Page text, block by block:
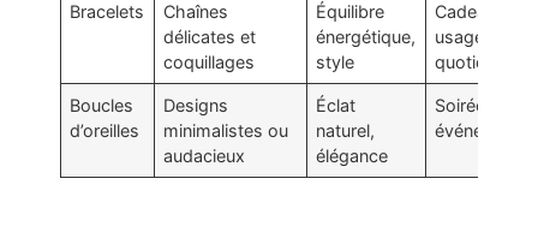
Bracelets
Chaînes
délicates et
coquillages
Équilibre
énergétique,
style
Cadeaux,
usage
quotidien
Boucles
d’oreilles
Designs
minimalistes ou
audacieux
Éclat
naturel,
élégance
Soirées,
événements